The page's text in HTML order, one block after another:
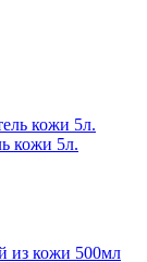
кожи 5л.